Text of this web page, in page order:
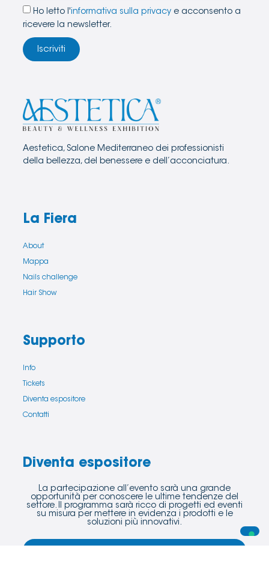
Ho letto l'informativa sulla privacy e acconsento a
ricevere la newsletter.
Iscriviti
Aestetica, Salone Mediterraneo dei professionisti
della bellezza, del benessere e dell’acconciatura.
La Fiera
About
Mappa
Nails challenge
Hair Show
Supporto
Info
Tickets
Diventa espositore
Contatti
Diventa espositore
La partecipazione all’evento sarà una grande
opportunità per conoscere le ultime tendenze del
settore. Il programma sarà ricco di progetti ed eventi
su misura per mettere in evidenza i prodotti e le
soluzioni più innovativi.